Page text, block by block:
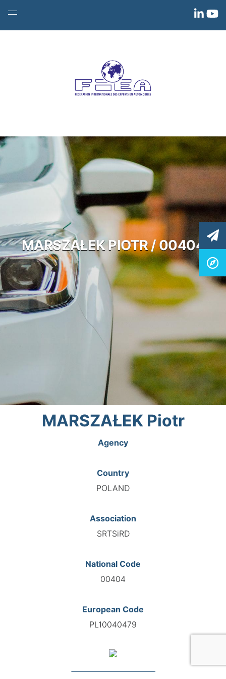
MARSZAŁEK PIOTR / 00404
MARSZAŁEK Piotr
Agency
Country
POLAND
Association
SRTSiRD
National Code
00404
European Code
PL10040479